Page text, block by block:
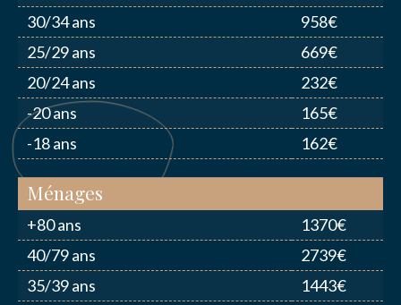
30/34 ans
958€
25/29 ans
669€
20/24 ans
232€
-20 ans
165€
-18 ans
162€
Ménages
+80 ans
1370€
40/79 ans
2739€
35/39 ans
1443€
NOUS CONTACTER
J’autorise l'association ASS SPORTIVE GOLF
ETRETAT à enregistrer mes données.
ENVOYER MA DEMANDE